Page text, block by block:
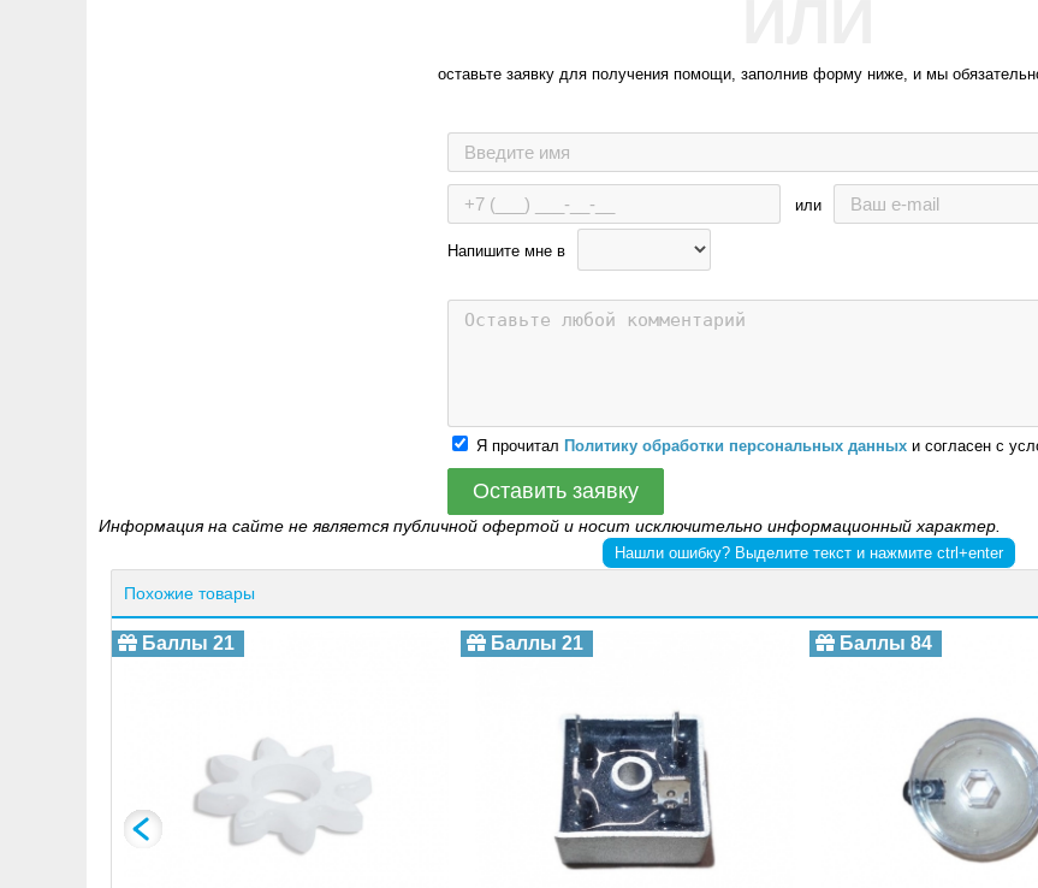
оставьте заявку для получения помощи, заполнив форму ниже, и мы
Напишите мне в
или
Я прочитал Политику обработки персональных данных и согласен с
Оставить заявку
Информация на сайте не является публичной офертой и носит исключительно информационный характер.
Нашли ошибку? Выделите текст и нажмите ctrl+enter
Похожие товары
Баллы 21 Баллы 21 Баллы 84